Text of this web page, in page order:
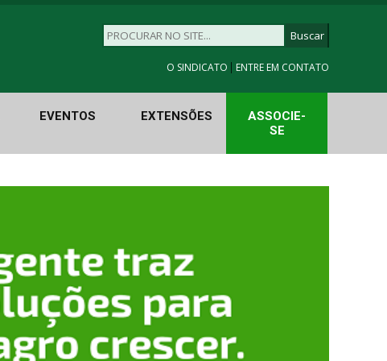
O SINDICATO | ENTRE EM CONTATO
EVENTOS EXTENSÕES
ASSOCIE-
SE